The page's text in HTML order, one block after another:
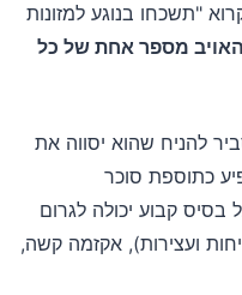
"תשכחו בנוגע למזונות
מספר אחת של כל
להניח שהוא יסווה את
כתוספת סוכר
בסיס קבוע יכולה לגרום
ועצירות), אקזמה קשה,